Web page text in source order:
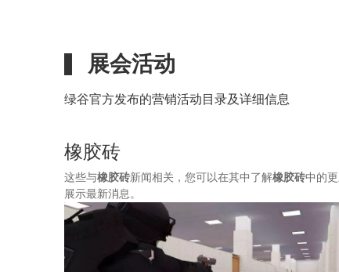
展会活动
绿谷官方发布的营销活动目录及详细信息
橡胶砖
这些与橡胶砖新闻相关，您可以在其中了解橡胶砖中的
展示最新消息。